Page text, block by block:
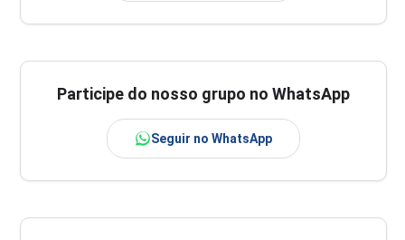
Participe do nosso grupo no WhatsApp
Seguir no WhatsApp